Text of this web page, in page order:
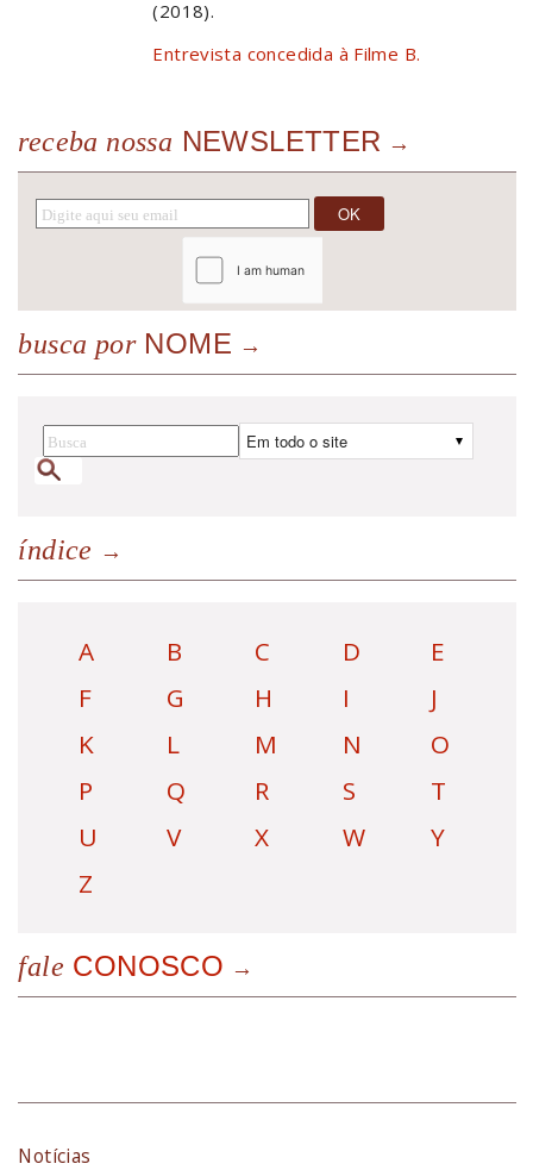
(2018).
Entrevista concedida à Filme B.
receba nossa NEWSLETTER
busca porNOME
índice
A B C D
E
F
G H I
J
K
L M N
O
P
Q R S
T
U
V X W
Y
Z
fale CONOSCO
Notícias